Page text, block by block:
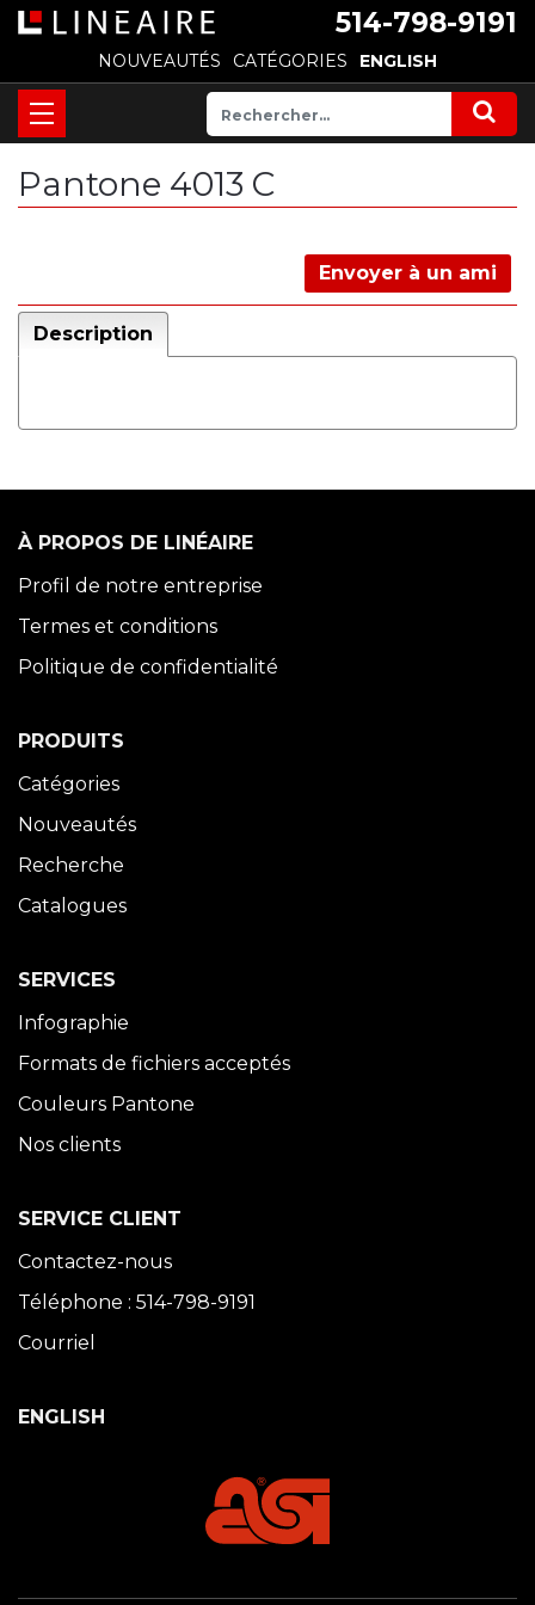
514-798-9191
NOUVEAUTÉS CATÉGORIES ENGLISH
Pantone 4013 C
Envoyer à un ami
Description
À PROPOS DE LINÉAIRE
Profil de notre entreprise
Termes et conditions
Politique de confidentialité
PRODUITS
Catégories
Nouveautés
Recherche
Catalogues
SERVICES
Infographie
Formats de fichiers acceptés
Couleurs Pantone
Nos clients
SERVICE CLIENT
Contactez-nous
Téléphone : 514-798-9191
Courriel
ENGLISH